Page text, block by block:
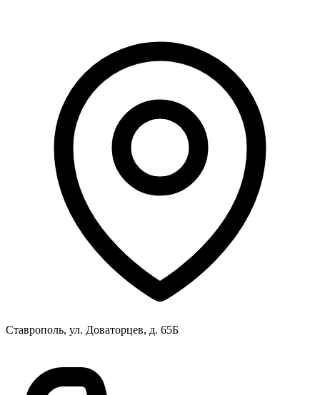
Ставрополь, ул. Доваторцев, д. 65Б